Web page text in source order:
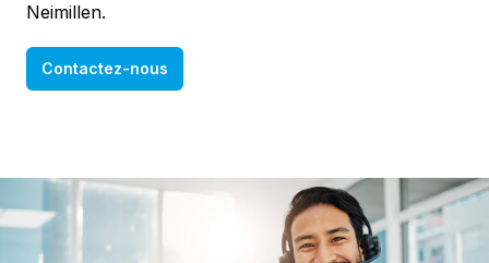
Neimillen.
Contactez-nous